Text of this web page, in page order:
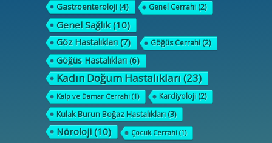
Gastroenteroloji(4) Genel Cerrahi(2)
Genel Sağlık(10)
Göz Hastalıkları(7) Göğüs Cerrahi(2)
Göğüs Hastalıkları(6)
Kadın Doğum Hastalıkları(23)
Kalp ve Damar Cerrahi(1) Kardiyoloji(2)
Kulak Burun Boğaz Hastalıkları(3)
Nöroloji(10) Çocuk Cerrahi(1)